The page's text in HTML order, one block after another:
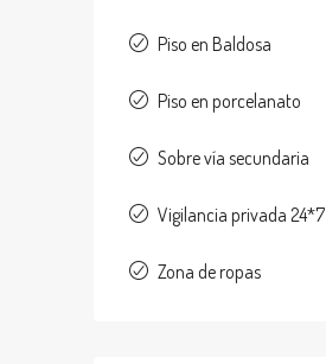
Piso en Baldosa
Piso en porcelanato
Sobre vía secundaria
Vigilancia privada 24*7
Zona de ropas